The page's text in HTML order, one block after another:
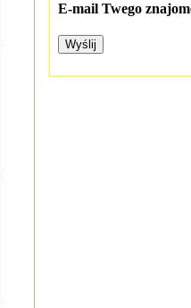
E-mail Twego